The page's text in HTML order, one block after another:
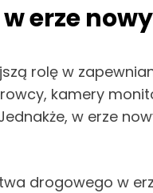
erze
rolę w
kamery
w erze
drogowego w